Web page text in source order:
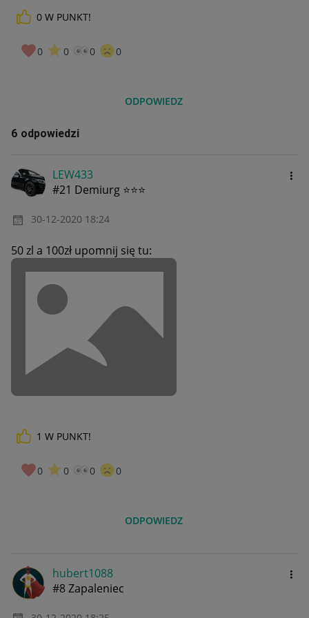
0 W PUNKT!
0 0 0 0
ODPOWIEDZ
6 odpowiedzi
LEW433
#21 Demiurg ⭐⭐⭐
‎30-12-2020 18:24
50 zl a 100zł upomnij się tu:
1 W PUNKT!
0 0 0 0
ODPOWIEDZ
hubert1088
#8 Zapaleniec